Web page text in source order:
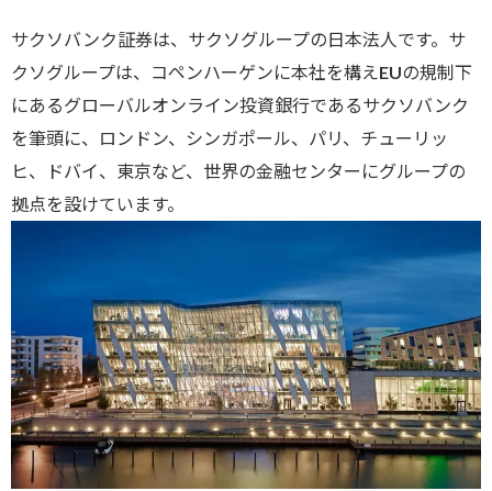
サクソバンク証券は、サクソグループの日本法人です。サ
クソグループは、コペンハーゲンに本社を構えEUの規制下
にあるグローバルオンライン投資銀行であるサクソバンク
を筆頭に、ロンドン、シンガポール、パリ、チューリッ
ヒ、ドバイ、東京など、世界の金融センターにグループの
拠点を設けています。